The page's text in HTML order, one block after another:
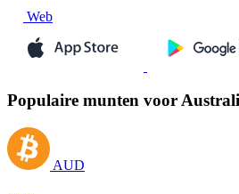
Web
Populaire munten voor
AUD